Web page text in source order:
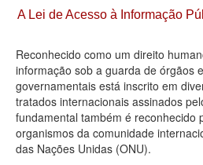
Dados Governamentais Abertos
Planejamento
Catálogo de dados
Processo Legislativo
Deputados Estaduais
A Lei de Acesso à Informação
Reconhecido como um direito
informação sob a guarda de órgãos
governamentais está inscrito em
tratados internacionais assinados
fundamental também é reconhecido
organismos da comunidade
das Nações Unidas (ONU).